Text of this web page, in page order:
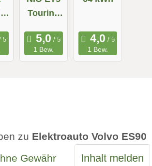
Touring
Range
1 Bew. 1 Bew.
zu Elektroauto Volvo ES90
Gewähr Inhalt melden